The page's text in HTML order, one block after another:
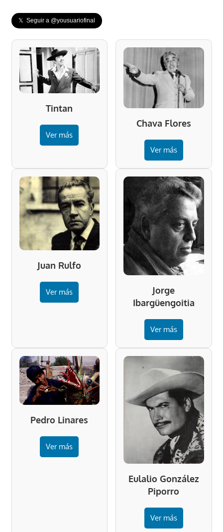
𝕏 Seguir a @yousuariofinal
Tintan
Ver más
Chava Flores
Ver más
Juan Rulfo
Ver más
Jorge
Ibargüengoitia
Ver más
Pedro Linares
Ver más
Eulalio González
Piporro
Ver más